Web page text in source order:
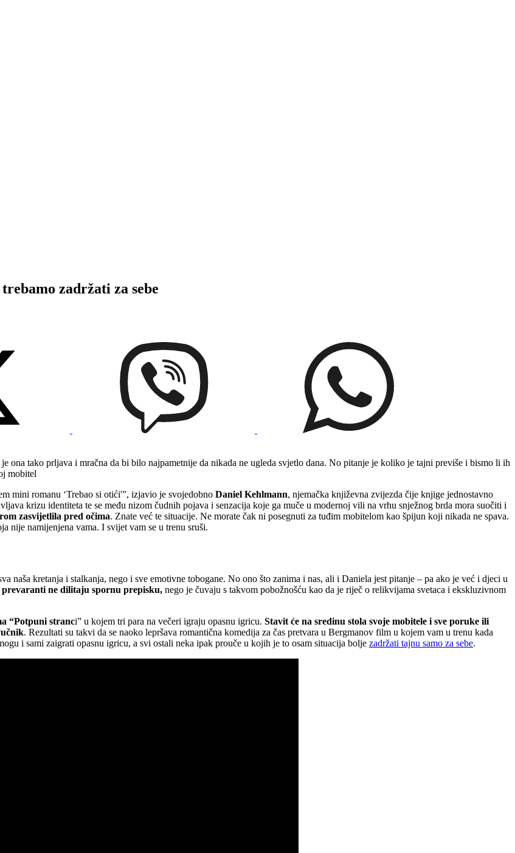
zadržati za sebe
ona tako prljava i mračna da bi bilo najpametnije da nikada ne ugleda svjetlo dana. No pitanje je koliko je tajni previše i bismo li ih
mobitel
mini romanu ‘Trebao si otići'”, izjavio je svojedobno Daniel Kehlmann, njemačka književna zvijezda čije knjige jednostavno
krizu identiteta te se među nizom čudnih pojava i senzacija koje ga muče u modernoj vili na vrhu snježnog brda mora suočiti i
zasvijetlila pred očima. Znate već te situacije. Ne morate čak ni posegnuti za tuđim mobitelom kao špijun koji nikada ne spava.
nije namijenjena vama. I svijet vam se u trenu sruši.
naša kretanja i stalkanja, nego i sve emotivne tobogane. No ono što zanima i nas, ali i Daniela jest pitanje – pa ako je već i djeci u
prevaranti ne dilitaju spornu prepisku, nego je čuvaju s takvom pobožnošću kao da je riječ o relikvijama svetaca i ekskluzivnom
“Potpuni stranci” u kojem tri para na večeri igraju opasnu igricu. Stavit će na sredinu stola svoje mobitele i sve poruke ili
. Rezultati su takvi da se naoko lepršava romantična komedija za čas pretvara u Bergmanov film u kojem vam u trenu kada
i sami zaigrati opasnu igricu, a svi ostali neka ipak prouče u kojih je to osam situacija bolje zadržati tajnu samo za sebe.